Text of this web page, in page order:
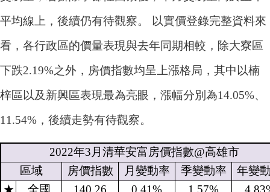
平均線上，後續仍有待觀察。 以實價登錄完整資料來
看，各行政區的價量表現與去年同期相較，除大寮區
下跌2.19%之外，房價指數均呈上漲格局，其中以楠
梓區以及新興區表現最為亮眼，漲幅分別為14.05%、
11.54%，後續走勢有待觀察。
2022年3 月清華安富房價指數@高雄市
區域
房價指數 月變動率 季變動率
年變
★
全國 140.26 0.41% 1.57%